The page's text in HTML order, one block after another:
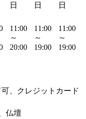
日
日
日
11:00
～
20:00
11:00
～
19:00
11:00
～
19:00
、クレジットカード
仏壇